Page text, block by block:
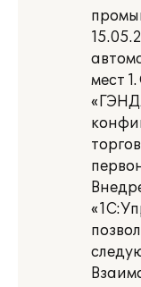
мест